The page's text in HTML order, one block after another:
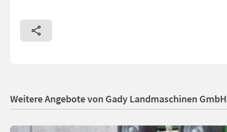
Weitere Angebote von Gady Landmaschinen GmbH